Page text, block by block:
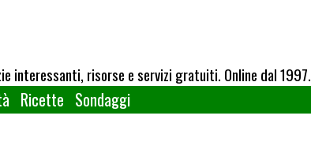
interessanti, risorse e servizi gratuiti. Online dal 1997.
Ricette Sondaggi